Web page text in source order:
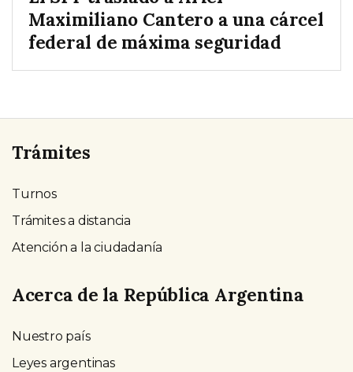
Maximiliano Cantero a una cárcel
federal de máxima seguridad
Trámites
Turnos
Trámites a distancia
Atención a la ciudadanía
Acerca de la República Argentina
Nuestro país
Leyes argentinas